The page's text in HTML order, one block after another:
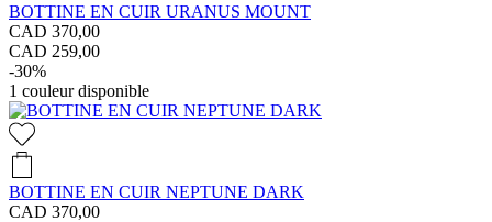
BOTTINE EN CUIR URANUS MOUNT
CAD 370,00
CAD 259,00
-30%
1 couleur disponible
BOTTINE EN CUIR NEPTUNE DARK
CAD 370,00